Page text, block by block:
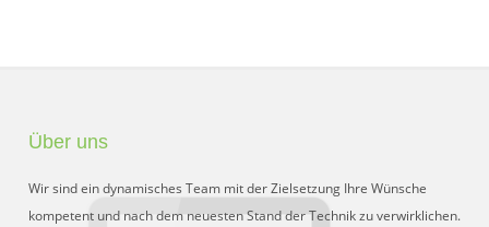
Schnittstelle für Preisvergleiche
Über uns
Wir sind ein dynamisches Team mit der Zielsetzung Ihre Wünsche
kompetent und nach dem neuesten Stand der Technik zu verwirklichen.